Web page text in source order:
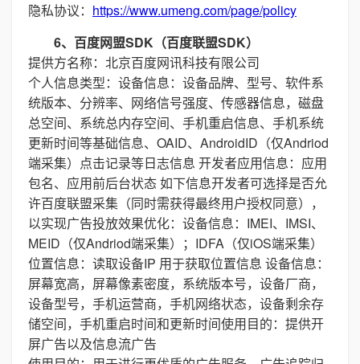
隐私协议： https://www.umeng.com/page/policy
6、百度网盟SDK（百度联盟SDK）
提供方名称：北京百度网讯科技有限公司
个人信息类型：设备信息：设备品牌、型号、软件系
统版本、分辨率、网络信号强度、传感器信息，磁盘
总空间、系统总内存空间、手机重启信息、手机系统
更新时间等基础信息、OAID、AndroidID（仅Andriod
端采集）点击记录等日志信息 开发者应用信息：应用
包名、应用前后台状态 如下信息开发者可选择是否允
许百度联盟采集（同时需获得最终用户授权同意），
以实现广告投放效果优化：设备信息：IMEI、IMSI、
MEID（仅Andriod端采集）；IDFA（仅iOS端采集）
位置信息：读取设备IP 用于获取位置信息 设备信息：
屏幕宽高，屏幕像素密度，系统版本号，设备厂商，
设备型号，手机运营商，手机网络状态，设备剩余存
储空间，手机重启时间和更新时间使用目的：提供开
屏广告以及信息流广告